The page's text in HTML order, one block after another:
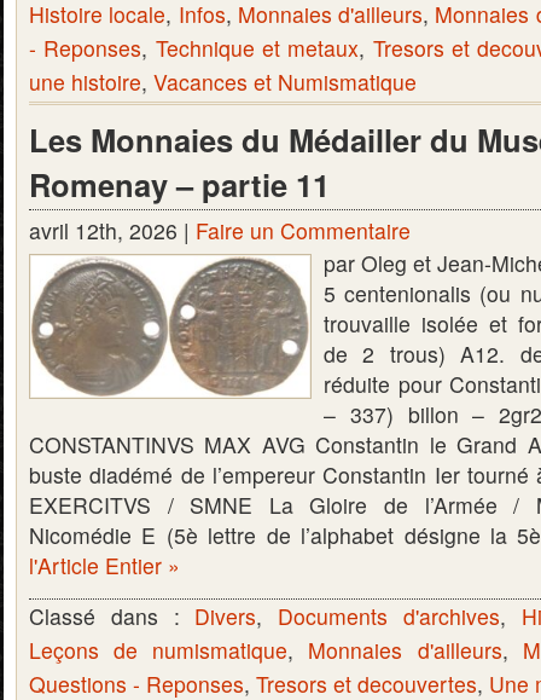
Histoire locale, Infos, Monnaies d'ailleurs, Monnaies
- Reponses, Technique et metaux, Tresors et
une histoire, Vacances et Numismatique
Les Monnaies du Médailler du
Romenay – partie 11
avril 12th, 2026 | Faire un Commentaire
par Oleg et Jean-
5 centenionalis (ou
trouvaille isolée et
de 2 trous) A12.
réduite pour
– 337) billon –
CONSTANTINVS MAX AVG Constantin le Grand
buste diadémé de l’empereur Constantin Ier
EXERCITVS / SMNE La Gloire de l’Armée /
Nicomédie E (5è lettre de l’alphabet désigne la
l'Article Entier »
Classé dans : Divers, Documents d'archives,
Leçons de numismatique, Monnaies d'ailleurs,
Questions - Reponses, Tresors et decouvertes, Une